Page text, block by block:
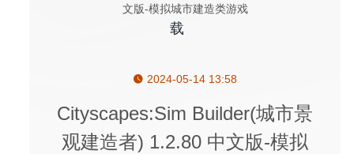
2024-05-14 13:58
Cityscapes:Sim Builder(城市景
观建造者) 1.2.80 中文版-模拟
OmniGraffle Pro 7.14.1 for Mac中文版-强大的图示/图表/流
Bloons TD6(气球塔防6) 54.3 中文版 – 卡通风格超人气气
球塔防游戏 2026-05-16